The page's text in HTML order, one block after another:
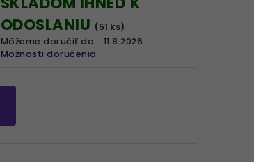
ODOSLANIU (51 ks)
Môžeme doručiť do:
11.8.2026
Možnosti doručenia